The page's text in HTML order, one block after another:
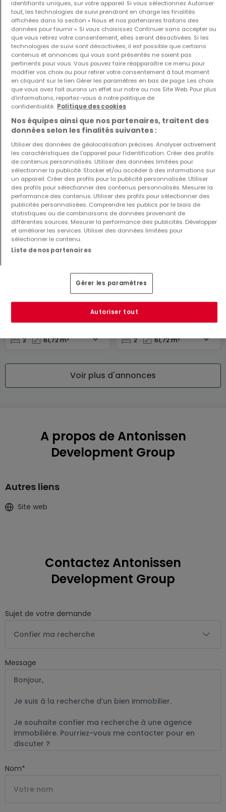
Appartement
Luxembourg
574 000 €
1 54,11 m²
Appartement
Luxembourg
722 000 €
3 72,55 m²
Appartement
Luxembourg
735 000 €
3 72,55 m²
Appartement
Luxembourg
513 000 €
1 46,39 m²
Appartement
622 000 €
2 61,72 m²
Appartement
Luxembourg
636 000 €
2 61,72 m²
Voir plus d'annonces
A propos de Antonissen
Development Group
Autres liens
Site web
Contactez Antonissen
Development Group
Sujet de votre demande
Confier ma recherche
Message
Nom*
identifiants uniques, sur votre appareil. Si vous sélectionnez Autoriser
tout, les technologies de suivi prendront en charge les finalités
affichées dans la section « Nous et nos partenaires traitons des
données pour fournir ». Si vous choisissez Continuer sans accepter ou
que vous retirez votre consentement, elles seront désactivées. Si les
technologies de suivi sont désactivées, il est possible que certains
contenus et annonces qui vous sont présentés ne soient pas
pertinents pour vous. Vous pouvez faire réapparaître ce menu pour
modifier vos choix ou pour retirer votre consentement à tout moment
en cliquant sur le lien Gérer les paramètres en bas de page. Les choix
que vous avez fait aurons un effet sur notre ou nos Site Web. Pour plus
d’informations, reportez-vous à notre politique de
confidentialité. Politique des cookies
Nos équipes ainsi que nos partenaires, traitent des
données selon les finalités suivantes :
Utiliser des données de géolocalisation précises. Analyser activement
les caractéristiques de l’appareil pour l’identification. Créer des profils
de contenus personnalisés. Utiliser des données limitées pour
sélectionner la publicité. Stocker et/ou accéder à des informations sur
un appareil. Créer des profils pour la publicité personnalisée. Utiliser
des profils pour sélectionner des contenus personnalisés. Mesurer la
performance des contenus. Utiliser des profils pour sélectionner des
publicités personnalisées. Comprendre les publics par le biais de
statistiques ou de combinaisons de données provenant de
différentes sources. Mesurer la performance des publicités. Développer
et améliorer les services. Utiliser des données limitées pour
sélectionner le contenu.
Liste de nos partenaires
Gérer les paramètres
Autoriser tout